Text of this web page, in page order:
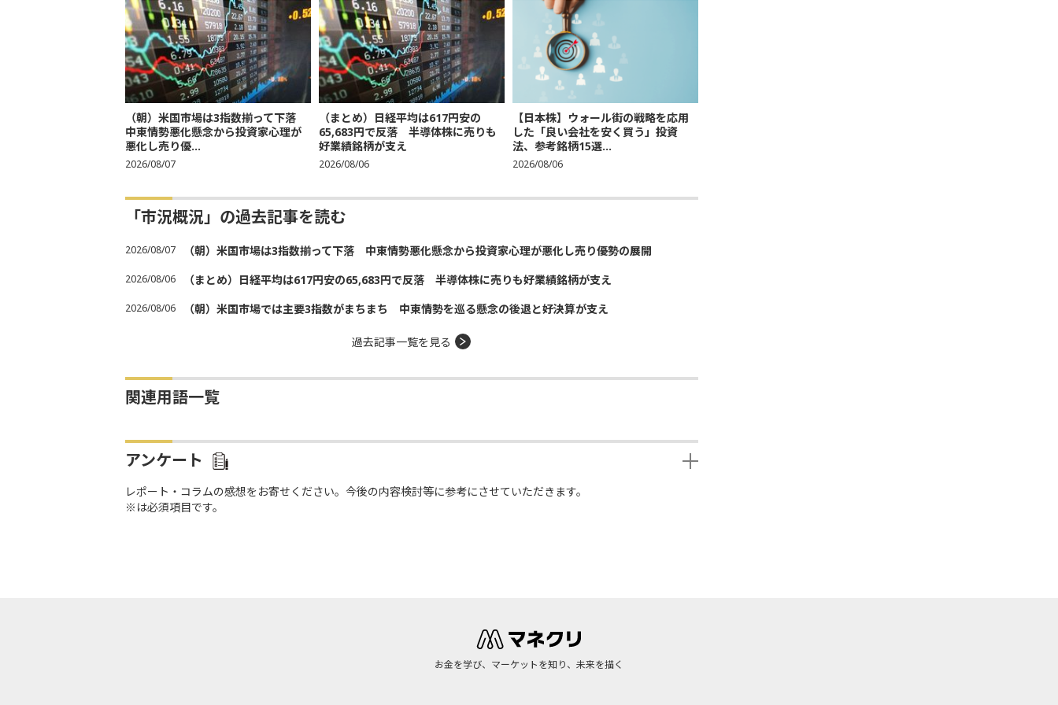
（朝）米国市場は3指数揃って下落
中東情勢悪化懸念から投資家心理が
悪化し売り優...
2026/08/07
（まとめ）日経平均は617円安の
65,683円で反落 半導体株に売りも
好業績銘柄が支え
2026/08/06
【日本株】ウォール街の戦略を応用
した「良い会社を安く買う」投資
法、参考銘柄15選...
2026/08/06
「市況概況」の過去記事を読む
2026/08/07 （朝）米国市場は3指数揃って下落 中東情勢悪化懸念から投資家心理が悪化し売り優勢の展開
2026/08/06 （まとめ）日経平均は617円安の65,683円で反落 半導体株に売りも好業績銘柄が支え
2026/08/06 （朝）米国市場では主要3指数がまちまち 中東情勢を巡る懸念の後退と好決算が支え
過去記事一覧を見る
関連用語一覧
アンケート
レポート・コラムの感想をお寄せください。今後の内容検討等に参考にさせていただきます。
※は必須項目です。
お金を学び、マーケットを知り、未来を描く